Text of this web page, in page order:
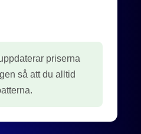
priserna
så att du alltid